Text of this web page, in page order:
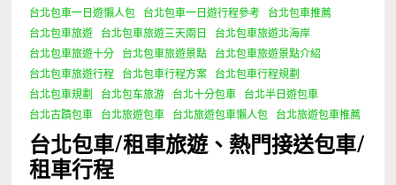
台北包車一日遊懶人包 台北包車一日遊行程參考
台北包車推薦
台北包車旅遊
台北包車旅遊三天兩日
台北包車旅遊北海岸
台北包車旅遊十分
台北包車旅遊景點
台北包車旅遊景點介紹
台北包車旅遊行程
台北包車行程方案
台北包車行程規劃
台北包車規劃
台北包车旅游 台北十分包車
台北半日遊包車
台北古蹟包車
台北旅遊包車 台北旅遊包車懶人包 台北旅遊包車推薦
台北包車/租車旅遊、熱門接送包車/
租車行程